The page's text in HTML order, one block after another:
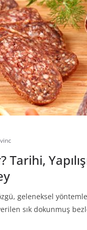
Tarihi,
geleneksel
sık dokunmuş